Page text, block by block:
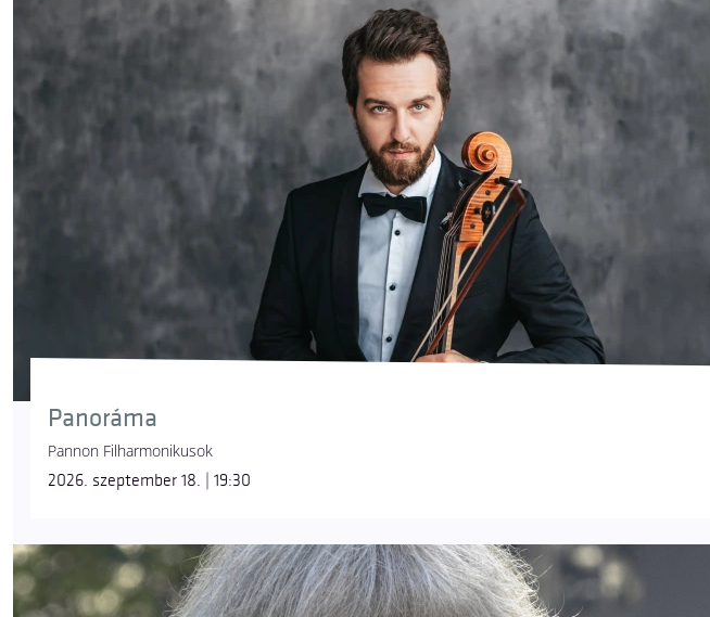
Panoráma
Pannon Filharmonikusok
2026. szeptember 18. | 19:30